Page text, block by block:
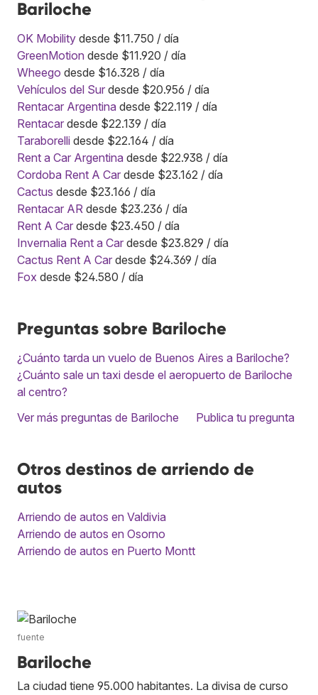
Bariloche
OK Mobility desde $11.750 / día
GreenMotion desde $11.920 / día
Wheego desde $16.328 / día
Vehículos del Sur desde $20.956 / día
Rentacar Argentina desde $22.119 / día
Rentacar desde $22.139 / día
Taraborelli desde $22.164 / día
Rent a Car Argentina desde $22.938 / día
Cordoba Rent A Car desde $23.162 / día
Cactus desde $23.166 / día
Rentacar AR desde $23.236 / día
Rent A Car desde $23.450 / día
Invernalia Rent a Car desde $23.829 / día
Cactus Rent A Car desde $24.369 / día
Fox desde $24.580 / día
Preguntas sobre Bariloche
¿Cuánto tarda un vuelo de Buenos Aires a Bariloche?
¿Cuánto sale un taxi desde el aeropuerto de Bariloche
al centro?
Ver más preguntas de Bariloche
Publica tu pregunta
Otros destinos de arriendo de
autos
Arriendo de autos en Valdivia
Arriendo de autos en Osorno
Arriendo de autos en Puerto Montt
fuente
Bariloche
La ciudad tiene 95.000 habitantes. La divisa de curso